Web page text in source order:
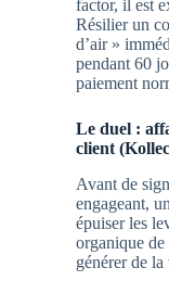
factor, il est
Résilier un
d’air »
pendant 60
paiement
Le duel :
client
Avant de
engageant,
épuiser les
organique de
générer de